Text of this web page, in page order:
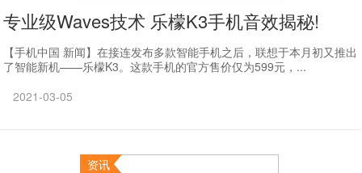
专业级Waves技术 乐檬K3手机音效揭秘!
【手机中国 新闻】在接连发布多款智能手机之后，联想于本月初又推出
了智能新机——乐檬K3。这款手机的官方售价仅为599元，...
2021-03-05
资讯